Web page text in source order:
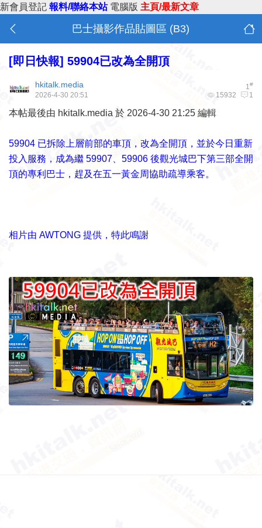
新會員登記 報料/聯絡本站 電腦版 主頁/最新文章
巴士攝影作品貼圖區 (B3)
[即日快報] 59904已改為全開頂
1#
hkitalk.media
15932 1
2026-4-30 20:51
本帖最後由 hkitalk.media 於 2026-4-30 21:25 編輯
59904 已拆除上層前部的車頂，改為全開頂，並於今日重新
投入服務，成為繼 59907、59906 後觀光城巴下第三部全開
頂的專利巴士，趕及在五一黃金周協助疏導乘客。
相片由 AWTONG 提供，特此鳴謝